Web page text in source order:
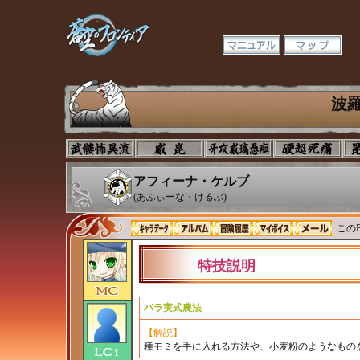
波
アフィーナ・ケルブ
(あふぃーな・けるぶ)
この
特技説明
パラ実式農法
【解説】
種モミを手に入れる方法や、小麦粉のようなも